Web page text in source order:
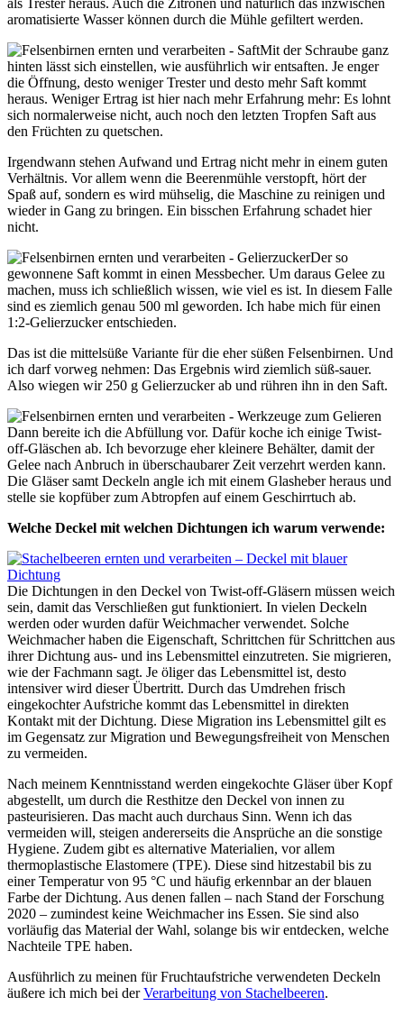
als Trester heraus. Auch die Zitronen und natürlich das inzwischen
aromatisierte Wasser können durch die Mühle gefiltert werden.
Mit der Schraube ganz
hinten lässt sich einstellen, wie ausführlich wir entsaften. Je enger
die Öffnung, desto weniger Trester und desto mehr Saft kommt
heraus. Weniger Ertrag ist hier nach mehr Erfahrung mehr: Es lohnt
sich normalerweise nicht, auch noch den letzten Tropfen Saft aus
den Früchten zu quetschen.
Irgendwann stehen Aufwand und Ertrag nicht mehr in einem guten
Verhältnis. Vor allem wenn die Beerenmühle verstopft, hört der
Spaß auf, sondern es wird mühselig, die Maschine zu reinigen und
wieder in Gang zu bringen. Ein bisschen Erfahrung schadet hier
nicht.
Der so
gewonnene Saft kommt in einen Messbecher. Um daraus Gelee zu
machen, muss ich schließlich wissen, wie viel es ist. In diesem Falle
sind es ziemlich genau 500 ml geworden. Ich habe mich für einen
1:2-Gelierzucker entschieden.
Das ist die mittelsüße Variante für die eher süßen Felsenbirnen. Und
ich darf vorweg nehmen: Das Ergebnis wird ziemlich süß-sauer.
Also wiegen wir 250 g Gelierzucker ab und rühren ihn in den Saft.
Dann bereite ich die Abfüllung vor. Dafür koche ich einige Twist-
off-Gläschen ab. Ich bevorzuge eher kleinere Behälter, damit der
Gelee nach Anbruch in überschaubarer Zeit verzehrt werden kann.
Die Gläser samt Deckeln angle ich mit einem Glasheber heraus und
stelle sie kopfüber zum Abtropfen auf einem Geschirrtuch ab.
Welche Deckel mit welchen Dichtungen ich warum verwende:
Die Dichtungen in den Deckel von Twist-off-Gläsern müssen weich
sein, damit das Verschließen gut funktioniert. In vielen Deckeln
werden oder wurden dafür Weichmacher verwendet. Solche
Weichmacher haben die Eigenschaft, Schrittchen für Schrittchen aus
ihrer Dichtung aus- und ins Lebensmittel einzutreten. Sie migrieren,
wie der Fachmann sagt. Je öliger das Lebensmittel ist, desto
intensiver wird dieser Übertritt. Durch das Umdrehen frisch
eingekochter Aufstriche kommt das Lebensmittel in direkten
Kontakt mit der Dichtung. Diese Migration ins Lebensmittel gilt es
im Gegensatz zur Migration und Bewegungsfreiheit von Menschen
zu vermeiden.
Nach meinem Kenntnisstand werden eingekochte Gläser über Kopf
abgestellt, um durch die Resthitze den Deckel von innen zu
pasteurisieren. Das macht auch durchaus Sinn. Wenn ich das
vermeiden will, steigen andererseits die Ansprüche an die sonstige
Hygiene. Zudem gibt es alternative Materialien, vor allem
thermoplastische Elastomere (TPE). Diese sind hitzestabil bis zu
einer Temperatur von 95 °C und häufig erkennbar an der blauen
Farbe der Dichtung. Aus denen fallen – nach Stand der Forschung
2020 – zumindest keine Weichmacher ins Essen. Sie sind also
vorläufig das Material der Wahl, solange bis wir entdecken, welche
Nachteile TPE haben.
Ausführlich zu meinen für Fruchtaufstriche verwendeten Deckeln
äußere ich mich bei derVerarbeitung von Stachelbeeren.